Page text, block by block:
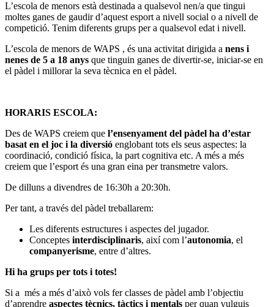
L’escola de menors està destinada a qualsevol nen/a que tingui
moltes ganes de gaudir d’aquest esport a nivell social o a nivell de
competició. Tenim diferents grups per a qualsevol edat i nivell.
L’escola de menors de WAPS , és una activitat dirigida a nens i
nenes de 5 a 18 anys que tinguin ganes de divertir-se, iniciar-se en
el pàdel i millorar la seva tècnica en el pàdel.
HORARIS ESCOLA:
Des de WAPS creiem que l’ensenyament del pàdel ha d’estar
basat en el joc i la diversió englobant tots els seus aspectes: la
coordinació, condició física, la part cognitiva etc. A més a més
creiem que l’esport és una gran eina per transmetre valors.
De dilluns a divendres de 16:30h a 20:30h.
Per tant, a través del pàdel treballarem:
Les diferents estructures i aspectes del jugador.
Conceptes interdisciplinaris, així com l’autonomia, el
companyerisme, entre d’altres.
Hi ha grups per tots i totes!
Si a més a més d’això vols fer classes de pàdel amb l’objectiu
d’aprendre aspectes tècnics, tàctics i mentals per quan vulguis